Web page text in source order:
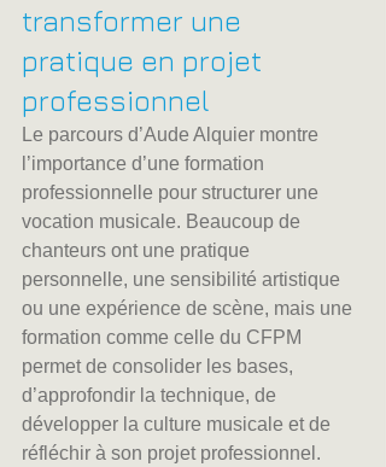
transformer une
pratique en projet
professionnel
Le parcours d’Aude Alquier montre
l’importance d’une formation
professionnelle pour structurer une
vocation musicale. Beaucoup de
chanteurs ont une pratique
personnelle, une sensibilité artistique
ou une expérience de scène, mais une
formation comme celle du CFPM
permet de consolider les bases,
d’approfondir la technique, de
développer la culture musicale et de
réfléchir à son projet professionnel.